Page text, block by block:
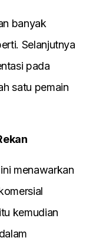
banyak
Selanjutnya
pada
satu pemain
menawarkan
kemudian